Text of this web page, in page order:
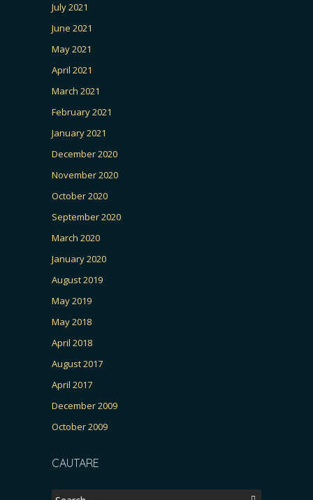
July 2021
June 2021
May 2021
April 2021
March 2021
February 2021
January 2021
December 2020
November 2020
October 2020
September 2020
March 2020
January 2020
August 2019
May 2019
May 2018
April 2018
August 2017
April 2017
December 2009
October 2009
CAUTARE
Search